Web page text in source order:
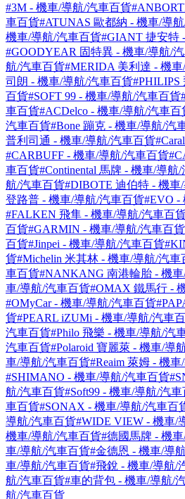
#3M - 機車/導航/汽車百貨
車百貨#ATUNAS 歐都納 - 機車/導
機車/導航/汽車百貨#GIANT 捷安特
#GOODYEAR 固特異 - 機車/導航/
航/汽車百貨#MERIDA 美利達 - 機
司朗 - 機車/導航/汽車百貨#PHILIPS
百貨#SOFT 99 - 機車/導航/汽車百貨
車百貨#ACDelco - 機車/導航/汽車百
汽車百貨#Bone 蹦克 - 機車/導航/汽
普利司通 - 機車/導航/汽車百貨
#CARBUFF - 機車/導航/汽車百貨
車百貨#Continental 馬牌 - 機車/導航
航/汽車百貨#DIBOTE 迪伯特 - 機車
登路普 - 機車/導航/汽車百貨#EVO -
#FALKEN 飛隼 - 機車/導航/汽車百
百貨#GARMIN - 機車/導航/汽車百貨
百貨#Jinpei - 機車/導航/汽車百貨
貨#Michelin 米其林 - 機車/導航/汽車
車百貨#NANKANG 南港輪胎 - 機
車/導航/汽車百貨#OMAX 鐵馬行 -
#OMyCar - 機車/導航/汽車百貨
貨#PEARL iZUMi - 機車/導航/汽車
汽車百貨#Philo 飛樂 - 機車/導航/汽
汽車百貨#Polaroid 寶麗萊 - 機車/導
車/導航/汽車百貨#Reaim 萊姆 - 機
#SHIMANO - 機車/導航/汽車百貨
航/汽車百貨#Soft99 - 機車/導航/汽
車百貨#SONAX - 機車/導航/汽車百
導航/汽車百貨#WIDE VIEW - 機車/
機車/導航/汽車百貨#德國馬牌 - 機
車/導航/汽車百貨#金德恩 - 機車/導
車/導航/汽車百貨#飛銳 - 機車/導航/
航/汽車百貨#車的背包 - 機車/導航/
航/汽車百貨